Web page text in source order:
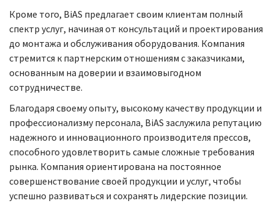
Кроме того, BiAS предлагает своим клиентам полный
спектр услуг, начиная от консультаций и проектирования
до монтажа и обслуживания оборудования. Компания
стремится к партнерским отношениям с заказчиками,
основанным на доверии и взаимовыгодном
сотрудничестве.
Благодаря своему опыту, высокому качеству продукции и
профессионализму персонала, BiAS заслужила репутацию
надежного и инновационного производителя прессов,
способного удовлетворить самые сложные требования
рынка. Компания ориентирована на постоянное
совершенствование своей продукции и услуг, чтобы
успешно развиваться и сохранять лидерские позиции.